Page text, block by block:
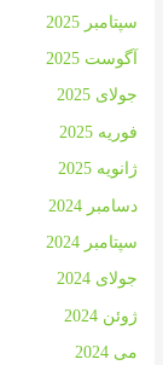
سپتامبر 2025
آگوست 2025
جولای 2025
فوریه 2025
ژانویه 2025
دسامبر 2024
سپتامبر 2024
جولای 2024
ژوئن 2024
می 2024